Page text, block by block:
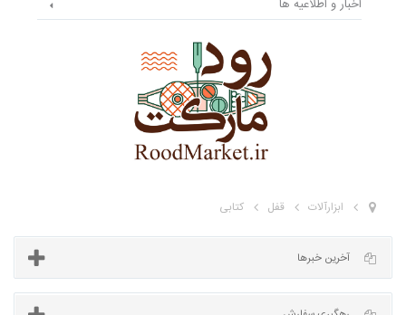
اخبار و اطلاعیه ها
ابزارآلات قفل کتابی